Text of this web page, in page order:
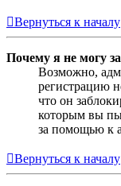
Вернуться к началу
Почему я не могу
Возможно,
регистрацию
что он
которым вы
за помощью к
Вернуться к началу